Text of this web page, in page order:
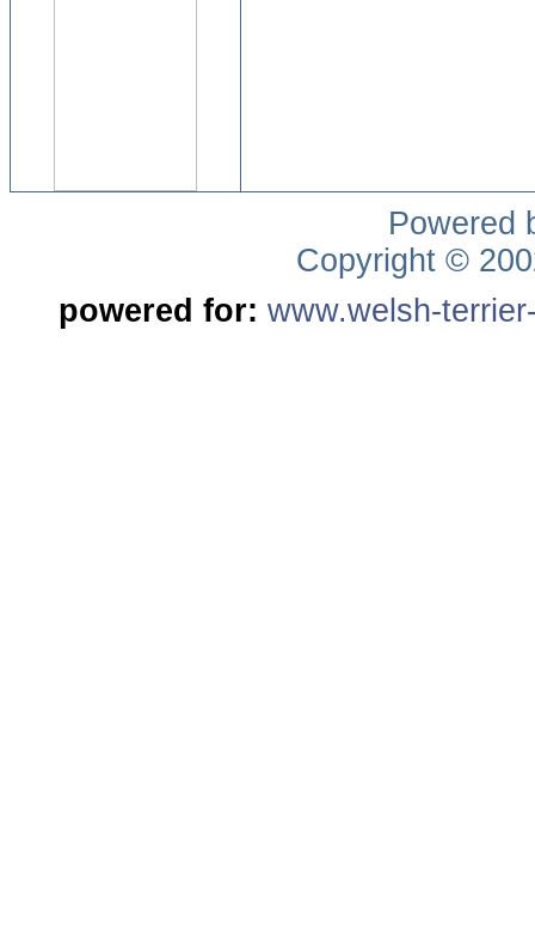
Powered
Copyright ©
powered for: www.welsh-